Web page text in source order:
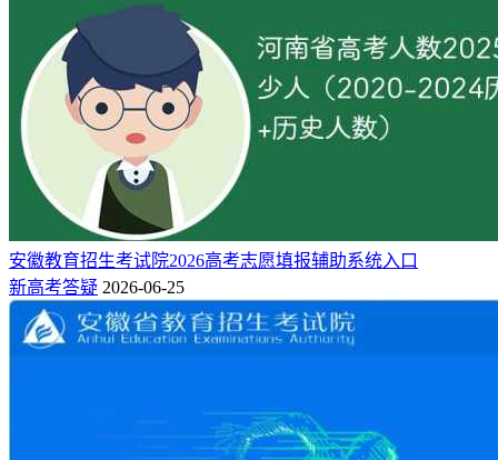
1日至5日：填报高职（专科）批志愿。
相关推荐：
2026宁夏新高考志愿能填几个（最新填报规则讲解）
2026宁夏高考一分一段位次排名表（物理+历史）「含2024-
2021」
宁夏高考分数线2026年公布出来了！（一本、二本、专科分数
线）
安徽教育招生考试院2026高考志愿填报辅助系统入口
新高考答疑 2026-06-25